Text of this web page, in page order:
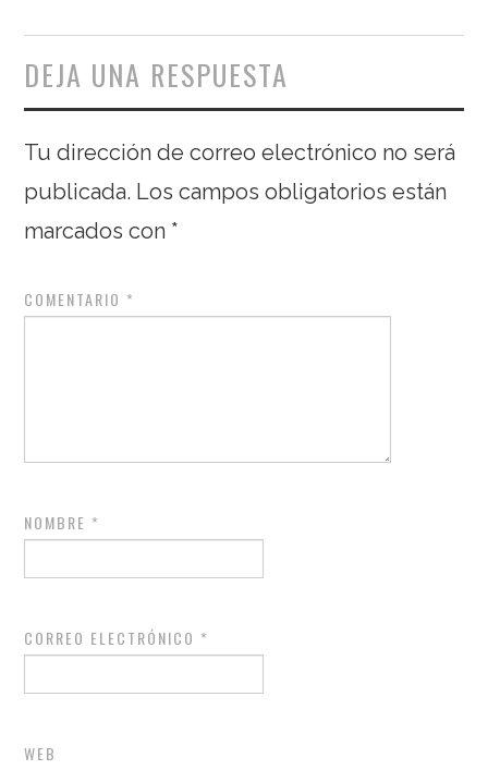
DEJA UNA RESPUESTA
Tu dirección de correo electrónico no será
publicada. Los campos obligatorios están
marcados con *
COMENTARIO *
NOMBRE *
CORREO ELECTRÓNICO *
WEB